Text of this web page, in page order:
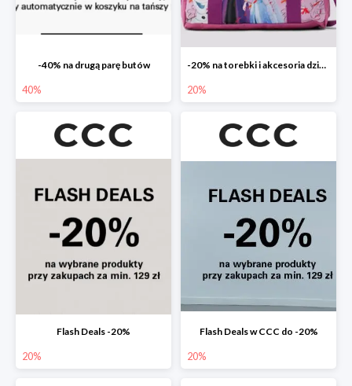
-40% na drugą parę butów
40%
-20% na torebki i akcesoria dziecięce
20%
Flash Deals -20%
20%
Flash Deals w CCC do -20%
20%